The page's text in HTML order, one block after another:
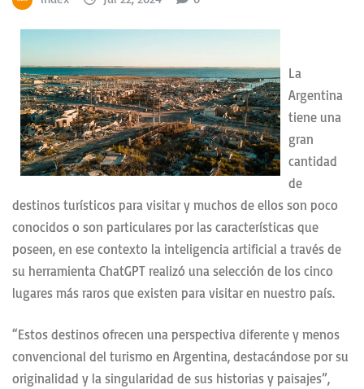
La
Argentina
tiene una
gran
cantidad
de
destinos turísticos para visitar y muchos de ellos son poco
conocidos o son particulares por las características que
poseen, en ese contexto la inteligencia artificial a través de
su herramienta ChatGPT realizó una selección de los cinco
lugares más raros que existen para visitar en nuestro país.
“Estos destinos ofrecen una perspectiva diferente y menos
convencional del turismo en Argentina, destacándose por su
originalidad y la singularidad de sus historias y paisajes”,